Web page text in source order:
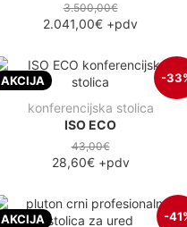
3.500,00€
2.041,00€ +pdv
AKCIJA -
konferencijska stolica
ISO ECO
43,00€
28,60€+pdv
AKCIJA -